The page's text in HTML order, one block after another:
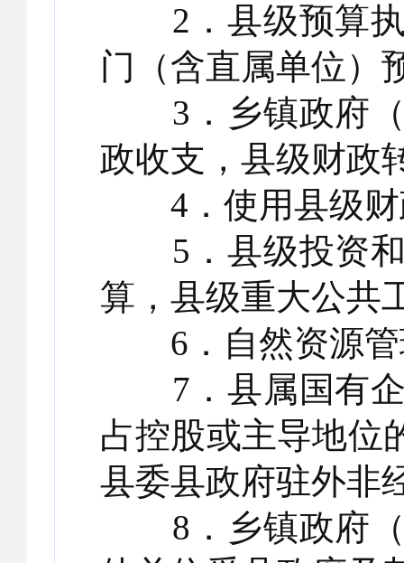
2．县级预算执
门（含直属单位）
3．乡镇政府（
政收支，县级财政
4．使用县级财
5．县级投资和
算，县级重大公共
6．自然资源管
7．县属国有企
占控股或主导地位
县委县政府驻外非
8．乡镇政府（